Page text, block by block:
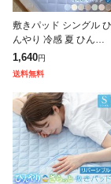
敷きパッド シングル ひ
んやり 冷感 夏 ひんや
り敷きパッド 「レノ」
100×205cm 寝具 接触
パ
1,640円
送料無料